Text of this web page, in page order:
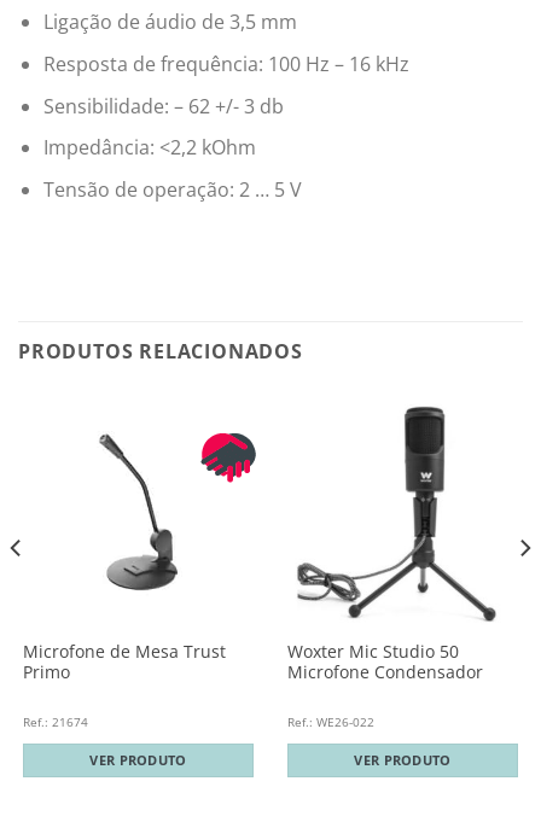
Ligação de áudio de 3,5 mm
Resposta de frequência: 100 Hz – 16 kHz
Sensibilidade: – 62 +/- 3 db
Impedância: <2,2 kOhm
Tensão de operação: 2 … 5 V
PRODUTOS RELACIONADOS
Microfone de Mesa Trust
Primo
Ref.: 21674
VER PRODUTO
Woxter Mic Studio 50
Microfone Condensador
Ref.: WE26-022
VER PRODUTO